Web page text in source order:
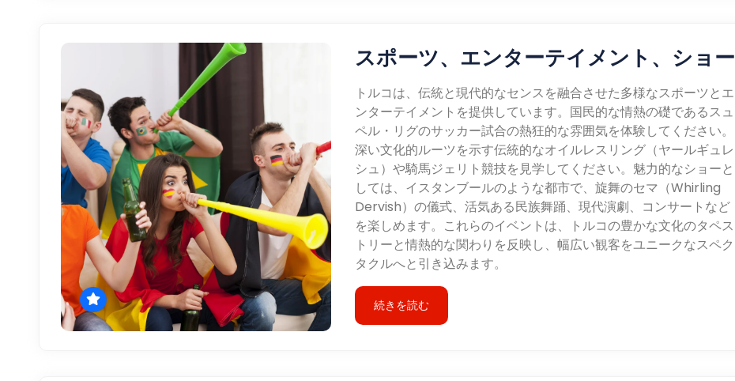
スポーツ、エンターテイメント、ショー
トルコは、伝統と現代的なセンスを融合させた多様なスポーツとエ
ンターテイメントを提供しています。国民的な情熱の礎であるスュ
ペル・リグのサッカー試合の熱狂的な雰囲気を体験してください。
深い文化的ルーツを示す伝統的なオイルレスリング（ヤールギュレ
シュ）や騎馬ジェリト競技を見学してください。魅力的なショーと
しては、イスタンブールのような都市で、旋舞のセマ（Whirling
Dervish）の儀式、活気ある民族舞踊、現代演劇、コンサートなど
を楽しめます。これらのイベントは、トルコの豊かな文化のタペス
トリーと情熱的な関わりを反映し、幅広い観客をユニークなスペク
タクルへと引き込みます。
続きを読む